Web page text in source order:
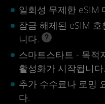
일회성 무제한 eSIM
잠금 해제된 eSIM
니다.
스마트스타트 - 목적
활성화가 시작됩니다.
추가 수수료나 로밍
다.